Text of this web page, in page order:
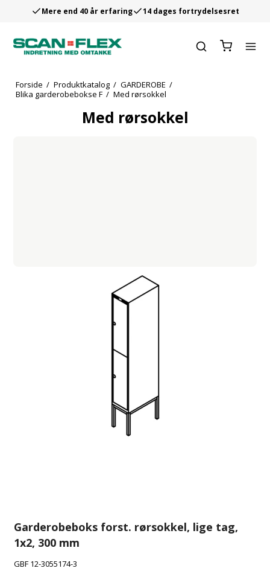
Mere end 40 år erfaring 14 dages fortrydelsesret
Forside / Produktkatalog / GARDEROBE /
Blika garderobebokse F / Med rørsokkel
Med rørsokkel
Garderobeboks forst. rørsokkel, lige tag,
1x2, 300 mm
GBF 12-3055174-3